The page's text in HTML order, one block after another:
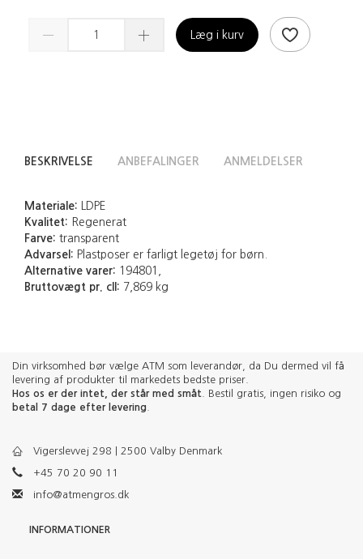
Læg i kurv
BESKRIVELSE ANBEFALINGER ANMELDELSER
Materiale: LDPE
Kvalitet: Regenerat
Farve: transparent
Advarsel: Plastposer er farligt legetøj for børn.
Alternative varer: 194801,
Bruttovægt pr. cll: 7,869 kg
Din virksomhed bør vælge ATM som leverandør, da Du dermed vil få
levering af produkter til markedets bedste priser.
Hos os er der intet, der står med småt . Bestil gratis, ingen risiko og
betal 7 dage efter levering
Vigerslevvej 298 | 2500 Valby Denmark
+45 70 20 90 11
info@atmengros.dk
INFORMATIONER